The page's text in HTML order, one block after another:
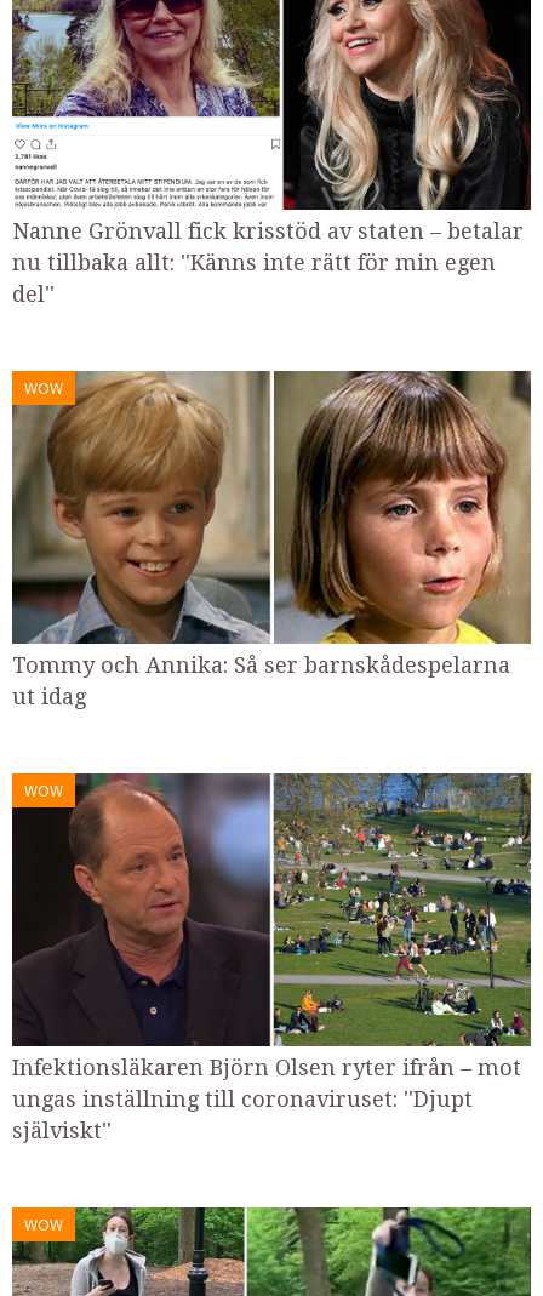
Nanne Grönvall fick krisstöd av staten – betalar
nu tillbaka allt: ''Känns inte rätt för min egen
del''
WOW
Tommy och Annika: Så ser barnskådespelarna
ut idag
WOW
Infektionsläkaren Björn Olsen ryter ifrån – mot
ungas inställning till coronaviruset: ''Djupt
själviskt''
WOW